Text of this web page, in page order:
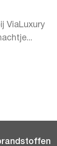
ViaLuxury